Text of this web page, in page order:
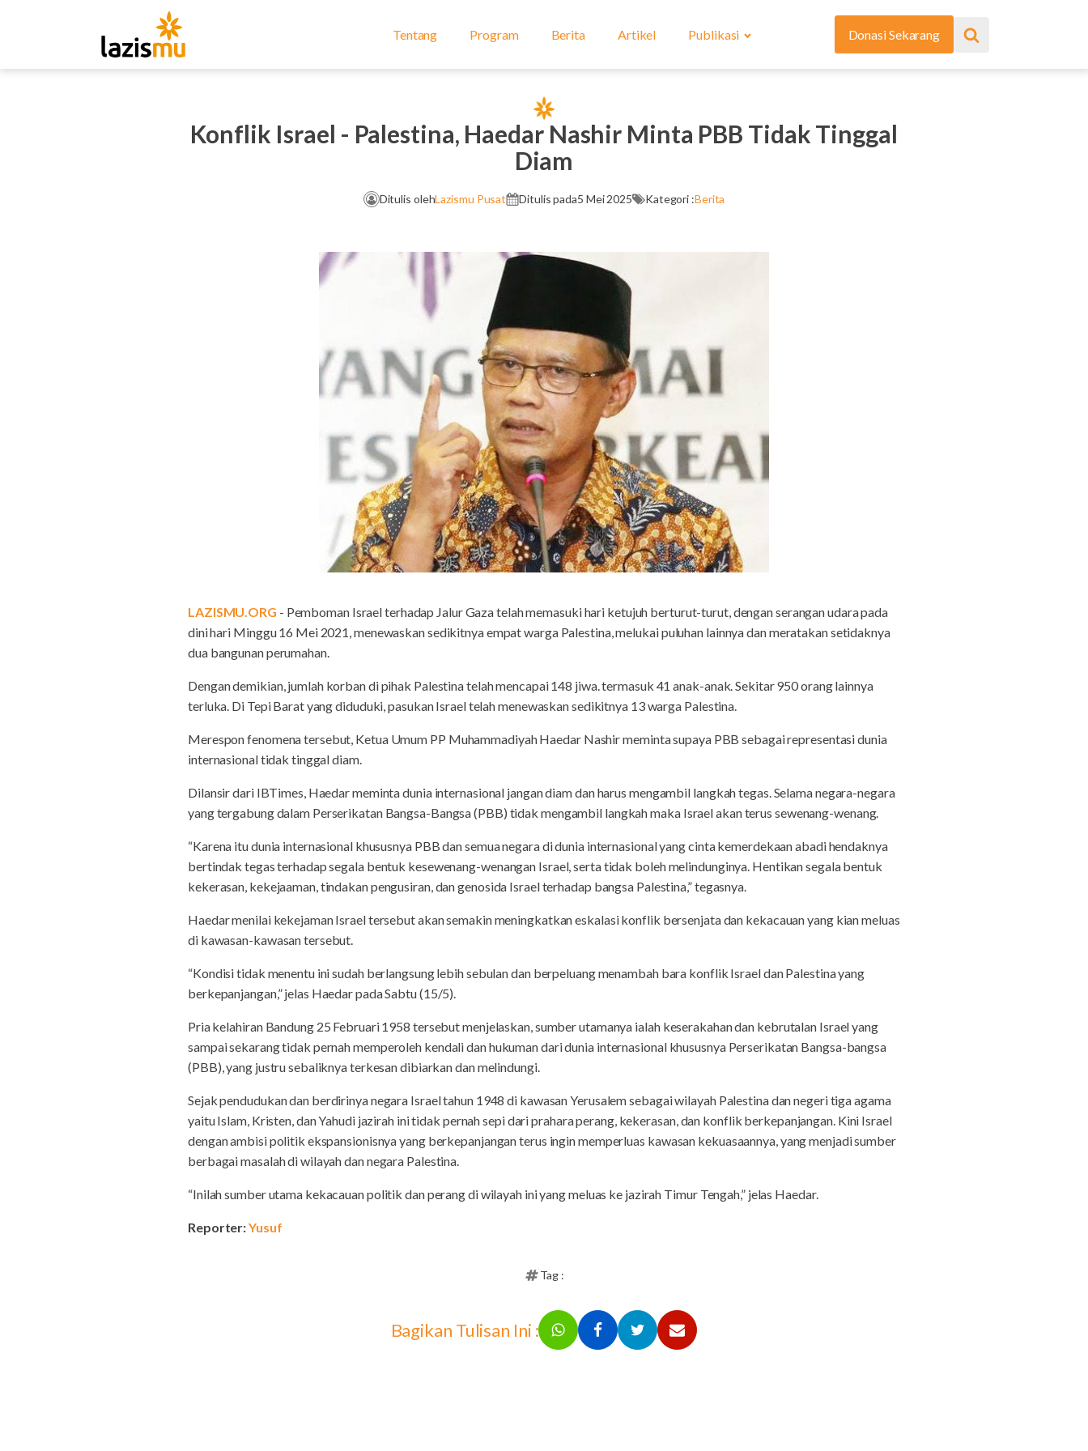
Tentang Program Berita Artikel Publikasi Donasi Sekarang
Konflik Israel - Palestina, Haedar Nashir Minta PBB Tidak Tinggal
Diam
Ditulis olehLazismu Pusat Ditulis pada5 Mei 2025 Kategori :Berita
LAZISMU.ORG - Pemboman Israel terhadap Jalur Gaza telah memasuki hari ketujuh berturut-turut, dengan serangan udara pada
dini hari Minggu 16 Mei 2021, menewaskan sedikitnya empat warga Palestina, melukai puluhan lainnya dan meratakan setidaknya
dua bangunan perumahan.
Dengan demikian, jumlah korban di pihak Palestina telah mencapai 148 jiwa. termasuk 41 anak-anak. Sekitar 950 orang lainnya
terluka. Di Tepi Barat yang diduduki, pasukan Israel telah menewaskan sedikitnya 13 warga Palestina.
Merespon fenomena tersebut, Ketua Umum PP Muhammadiyah Haedar Nashir meminta supaya PBB sebagai representasi dunia
internasional tidak tinggal diam.
Dilansir dari IBTimes, Haedar meminta dunia internasional jangan diam dan harus mengambil langkah tegas. Selama negara-negara
yang tergabung dalam Perserikatan Bangsa-Bangsa (PBB) tidak mengambil langkah maka Israel akan terus sewenang-wenang.
“Karena itu dunia internasional khususnya PBB dan semua negara di dunia internasional yang cinta kemerdekaan abadi hendaknya
bertindak tegas terhadap segala bentuk kesewenang-wenangan Israel, serta tidak boleh melindunginya. Hentikan segala bentuk
kekerasan, kekejaaman, tindakan pengusiran, dan genosida Israel terhadap bangsa Palestina,” tegasnya.
Haedar menilai kekejaman Israel tersebut akan semakin meningkatkan eskalasi konflik bersenjata dan kekacauan yang kian meluas
di kawasan-kawasan tersebut.
“Kondisi tidak menentu ini sudah berlangsung lebih sebulan dan berpeluang menambah bara konflik Israel dan Palestina yang
berkepanjangan,” jelas Haedar pada Sabtu (15/5).
Pria kelahiran Bandung 25 Februari 1958 tersebut menjelaskan, sumber utamanya ialah keserakahan dan kebrutalan Israel yang
sampai sekarang tidak pernah memperoleh kendali dan hukuman dari dunia internasional khususnya Perserikatan Bangsa-bangsa
(PBB), yang justru sebaliknya terkesan dibiarkan dan melindungi.
Sejak pendudukan dan berdirinya negara Israel tahun 1948 di kawasan Yerusalem sebagai wilayah Palestina dan negeri tiga agama
yaitu Islam, Kristen, dan Yahudi jazirah ini tidak pernah sepi dari prahara perang, kekerasan, dan konflik berkepanjangan. Kini Israel
dengan ambisi politik ekspansionisnya yang berkepanjangan terus ingin memperluas kawasan kekuasaannya, yang menjadi sumber
berbagai masalah di wilayah dan negara Palestina.
“Inilah sumber utama kekacauan politik dan perang di wilayah ini yang meluas ke jazirah Timur Tengah,” jelas Haedar.
Reporter:Yusuf
Tag :
Bagikan Tulisan Ini :